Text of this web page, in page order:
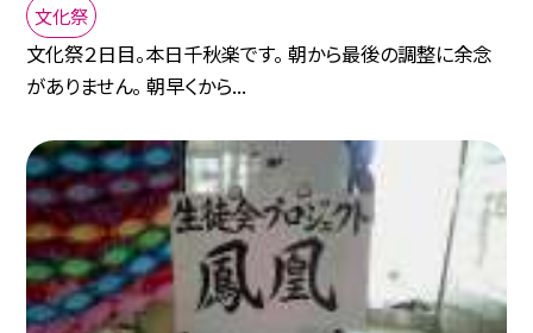
文化祭
文化祭２日目。本日千秋楽です。 朝から最後の調整に余念
がありません。 朝早くから...